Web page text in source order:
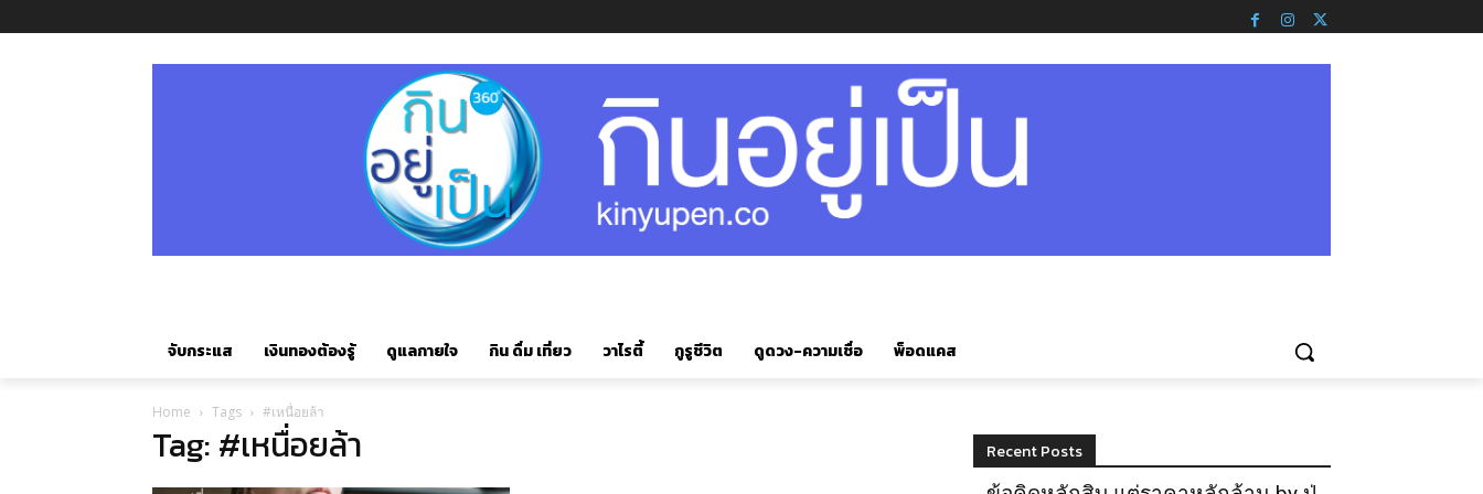
จับกระแส เงินทองต้องรู้ ดูแลกายใจ กิน ดื่ม เที่ยว วาไรตี้ กูรูชีวิต ดูดวง-ความเชื่อ พ็อดแคส
Home Tags #เหนื่อยล้า
Tag: #เหนื่อยล้า Recent Posts